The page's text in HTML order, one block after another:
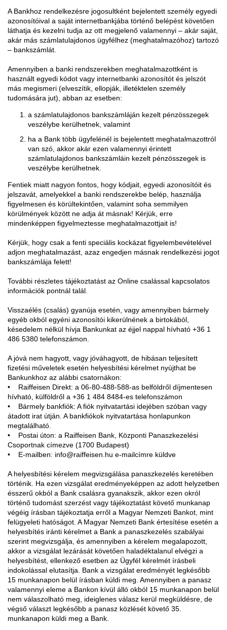
A Bankhoz rendelkezésre jogosultként bejelentett személy egyedi
azonosítóival a saját internetbankjába történő belépést követően
láthatja és kezelni tudja az ott megjelenő valamennyi – akár saját,
akár más számlatulajdonos ügyfélhez (meghatalmazóhoz) tartozó
– bankszámlát.
Amennyiben a banki rendszerekben meghatalmazottként is
használt egyedi kódot vagy internetbanki azonosítót és jelszót
más megismeri (elveszítik, ellopják, illetéktelen személy
tudomására jut), abban az esetben:
a számlatulajdonos bankszámláján kezelt pénzösszegek
veszélybe kerülhetnek, valamint
ha a Bank több ügyfelénél is bejelentett meghatalmazottról
van szó, akkor akár ezen valamennyi érintett
számlatulajdonos bankszámláin kezelt pénzösszegek is
veszélybe kerülhetnek.
Fentiek miatt nagyon fontos, hogy kódjait, egyedi azonosítóit és
jelszavát, amelyekkel a banki rendszerekbe belép, használja
figyelmesen és körültekintően, valamint soha semmilyen
körülmények között ne adja át másnak! Kérjük, erre
mindenképpen figyelmeztesse meghatalmazottjait is!
Kérjük, hogy csak a fenti speciális kockázat figyelembevételével
adjon meghatalmazást, azaz engedjen másnak rendelkezési jogot
bankszámlája felett!
További részletes tájékoztatást az Online csalással kapcsolatos
információk pontnál talál.
Visszaélés (csalás) gyanúja esetén, vagy amennyiben bármely
egyéb okból egyéni azonosítói kikerülnének a birtokából,
késedelem nélkül hívja Bankunkat az éjjel nappal hívható +36 1
486 5380 telefonszámon.
A jóvá nem hagyott, vagy jóváhagyott, de hibásan teljesített
fizetési műveletek esetén helyesbítési kérelmet nyújthat be
Bankunkhoz az alábbi csatornákon:
• Raiffeisen Direkt: a 06-80-488-588-as belföldről díjmentesen
hívható, külföldről a +36 1 484 8484-es telefonszámon
• Bármely bankfiók: A fiók nyitvatartási idejében szóban vagy
átadott irat útján. A bankfiókok nyitvatartása honlapunkon
megtalálható.
• Postai úton: a Raiffeisen Bank, Központi Panaszkezelési
Csoportnak címezve (1700 Budapest)
• E-mailben: info@raiffeisen.hu e-mailcímre küldve
A helyesbítési kérelem megvizsgálása panaszkezelés keretében
történik. Ha ezen vizsgálat eredményeképpen az adott helyzetben
ésszerű okból a Bank csalásra gyanakszik, akkor ezen okról
történő tudomást szerzést vagy tájékoztatást követő munkanap
végéig írásban tájékoztatja erről a Magyar Nemzeti Bankot, mint
felügyeleti hatóságot. A Magyar Nemzeti Bank értesítése esetén a
helyesbítés iránti kérelmet a Bank a panaszkezelés szabályai
szerint megvizsgálja, és amennyiben a kérelem megalapozott,
akkor a vizsgálat lezárását követően haladéktalanul elvégzi a
helyesbítést, ellenkező esetben az Ügyfél kérelmét írásbeli
indokolással elutasítja. Bank a vizsgálat eredményét legkésőbb
15 munkanapon belül írásban küldi meg. Amennyiben a panasz
valamennyi eleme a Bankon kívül álló okból 15 munkanapon belül
nem válaszolható meg, ideiglenes válasz kerül megküldésre, de
végső választ legkésőbb a panasz közlését követő 35.
munkanapon küldi meg a Bank.